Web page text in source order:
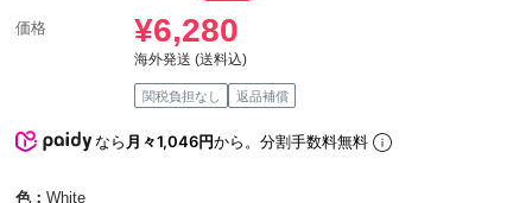
価格 ¥6,280
海外発送 (送料込)
関税負担なし 返品補償
なら月々1,046円から。分割手数料無料
色： White